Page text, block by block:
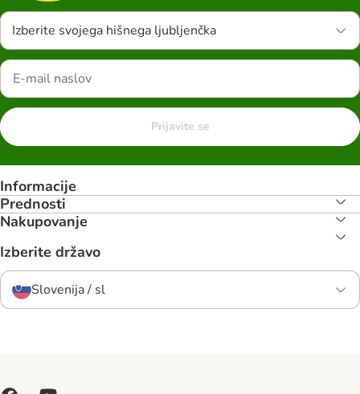
Izberite svojega hišnega ljubljenčka
Prijavite se
Informacije
Prednosti
Nakupovanje
Izberite državo
Slovenija / sl